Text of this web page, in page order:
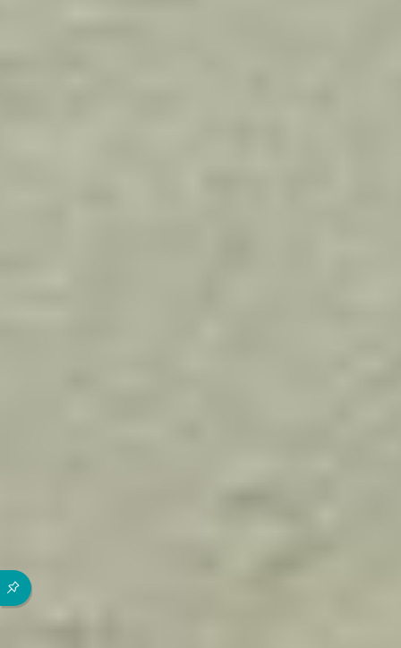
Durch die folgenden Buttons können Sie direkt auf einen